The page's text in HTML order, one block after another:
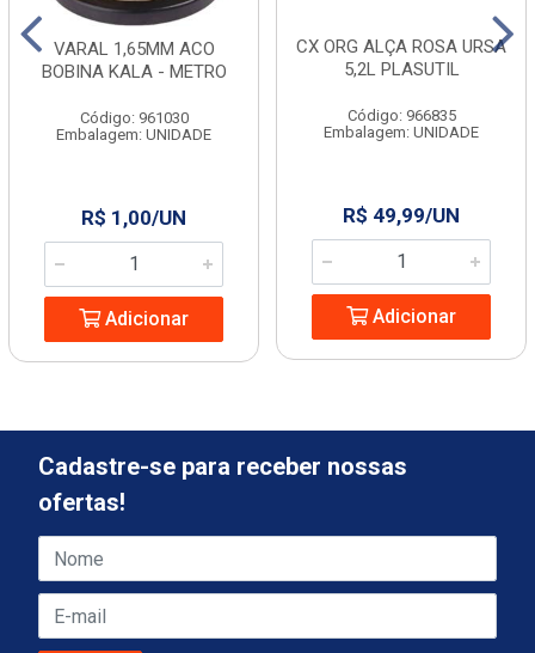
VARAL 1,65MM ACO
BOBINA KALA - METRO
Código: 961030
Embalagem: UNIDADE
R$ 1,00/UN
Adicionar
CX ORG ALÇA ROSA URSA
5,2L PLASUTIL
Código: 966835
Embalagem: UNIDADE
R$ 49,99/UN
Adicionar
Cadastre-se para receber nossas
ofertas!